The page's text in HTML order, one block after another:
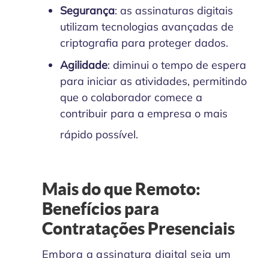
Segurança: as assinaturas digitais
utilizam tecnologias avançadas de
criptografia para proteger dados.
Agilidade: diminui o tempo de espera
para iniciar as atividades, permitindo
que o colaborador comece a
contribuir para a empresa o mais
rápido possível.
Mais do que Remoto:
Benefícios para
Contratações Presenciais
Embora a assinatura digital seja um